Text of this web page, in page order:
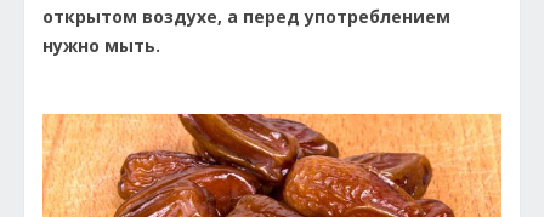
открытом воздухе, а перед употреблением
нужно мыть.